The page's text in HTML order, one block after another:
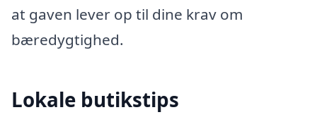
at gaven lever op til dine krav om
bæredygtighed.
Lokale butikstips